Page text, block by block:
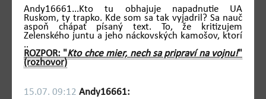
Andy16661...Kto tu obhajuje napadnutie UA
Ruskom, ty trapko. Kde som sa tak vyjadril? Sa nauč
aspoň chápať písaný text. To, že kritizujem
Zelenského juntu a jeho náckovských kamošov, ktorí
..
ROZPOR: "Kto chce mier, nech sa pripraví na vojnu!"
(rozhovor)
15.07. 09:12 Andy16661: